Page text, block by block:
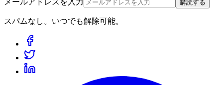
購読する
スパムなし。いつでも解除可能。